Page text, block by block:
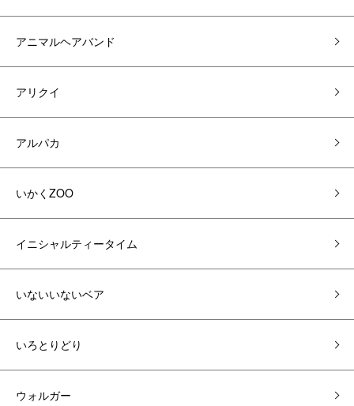
アニマルヘアバンド
アリクイ
アルパカ
いかくZOO
イニシャルティータイム
いないいないベア
いろとりどり
ウォルガー